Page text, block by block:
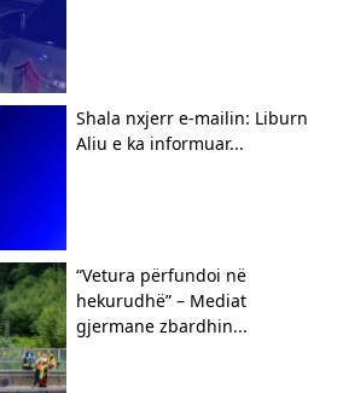
Shala nxjerr e-mailin: Liburn
Aliu e ka informuar...
“Vetura përfundoi në
hekurudhë” – Mediat
gjermane zbardhin...